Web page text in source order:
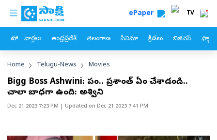
Skip to main content
custom menu ePaper TV
హోం వార్తలు ఆంధ్రప్రదేశ్ తెలంగాణ సినిమా క్రీడలు బిజినెస్
Breadcrumb
Home Telugu-News Movies
Bigg Boss Ashwini: పాపం.. ప్రశాంత్ ఏం చేశాడండి..
చాలా బాధగా ఉంది: అశ్విని
Dec 21 2023 7:23 PM | Updated on Dec 21 2023 7:41 PM